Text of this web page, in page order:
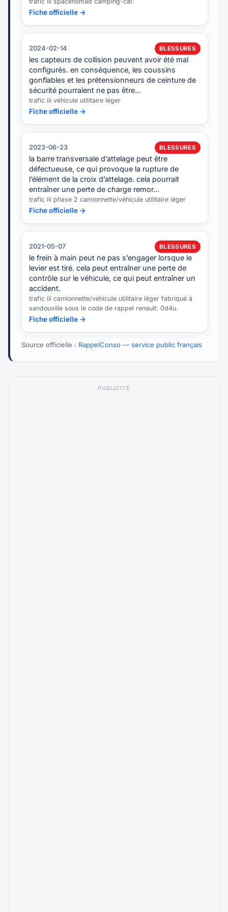
Fiche officielle →
2024-02-14 BLESSURES
les capteurs de collision peuvent avoir été mal
configurés. en conséquence, les coussins
gonflables et les prétensionneurs de ceinture de
sécurité pourraient ne pas être…
trafic iii véhicule utilitaire léger
Fiche officielle →
2023-06-23 BLESSURES
la barre transversale d’attelage peut être
défectueuse, ce qui provoque la rupture de
l’élément de la croix d’attelage. cela pourrait
entraîner une perte de charge remor…
trafic iii phase 2 camionnette/véhicule utilitaire léger
Fiche officielle →
2021-05-07 BLESSURES
le frein à main peut ne pas s’engager lorsque le
levier est tiré. cela peut entraîner une perte de
contrôle sur le véhicule, ce qui peut entraîner un
accident.
trafic iii camionnette/véhicule utilitaire léger fabriqué à
sandouville sous le code de rappel renault: 0d4u.
Fiche officielle →
Source officielle : RappelConso — service public français
PUBLICITÉ